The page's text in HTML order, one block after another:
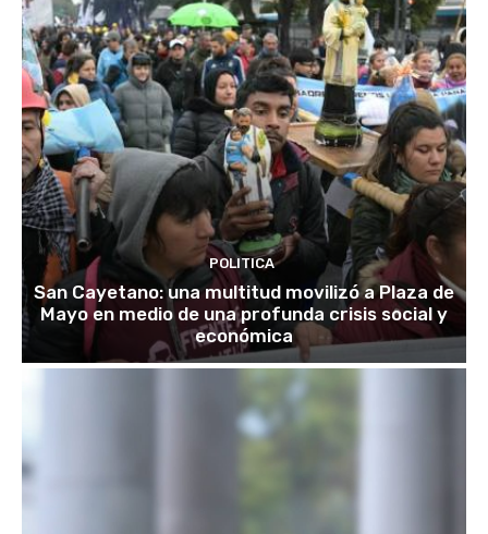
POLITICA
San Cayetano: una multitud movilizó a Plaza de
Mayo en medio de una profunda crisis social y
económica